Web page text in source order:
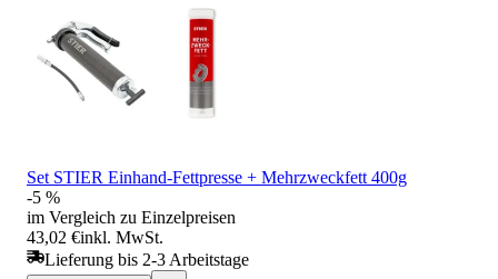
Set STIER Einhand-Fettpresse + Mehrzweckfett 400g
-5 %
im Vergleich zu Einzelpreisen
43,02 €inkl. MwSt.
Lieferung bis 2-3 Arbeitstage